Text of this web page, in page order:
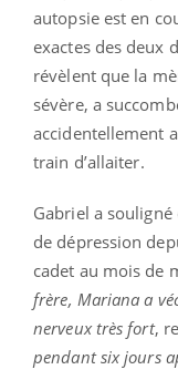
autopsie est en
exactes des deux
révèlent que la
sévère, a
accidentellement
train d’allaiter.
Gabriel a
de dépression
cadet au mois de
frère, Mariana a
nerveux très fort,
pendant six jours